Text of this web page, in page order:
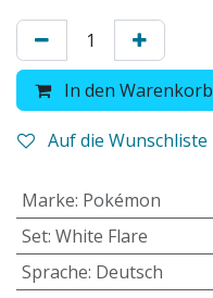
In den Warenkorb
Auf die Wunschliste
Marke: Pokémon
Set: White Flare
Sprache: Deutsch